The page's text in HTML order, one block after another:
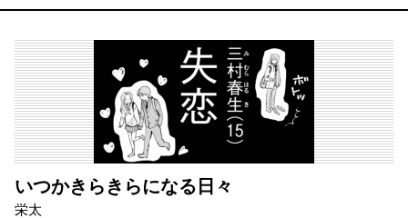
いつかきらきらになる日々
栄太